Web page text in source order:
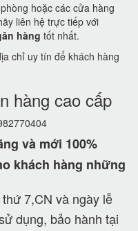
hoặc các cửa hàng
liên hệ trực tiếp với
hàng tốt nhất.
chỉ uy tín để khách hàng
hàng cao cấp
và mới 100%
khách hàng những
7,CN và ngày lễ
dụng, bảo hành tại